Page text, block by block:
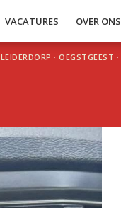
VACATURES OVER ONS
LEIDERDORP · OEGSTGEEST ·